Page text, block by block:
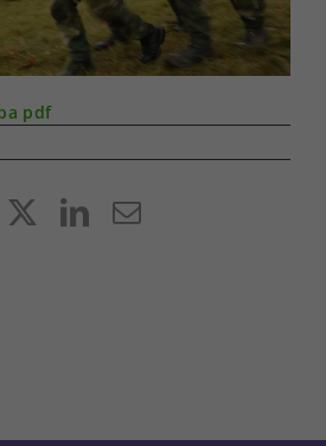
pdf
LinkedIn
E-